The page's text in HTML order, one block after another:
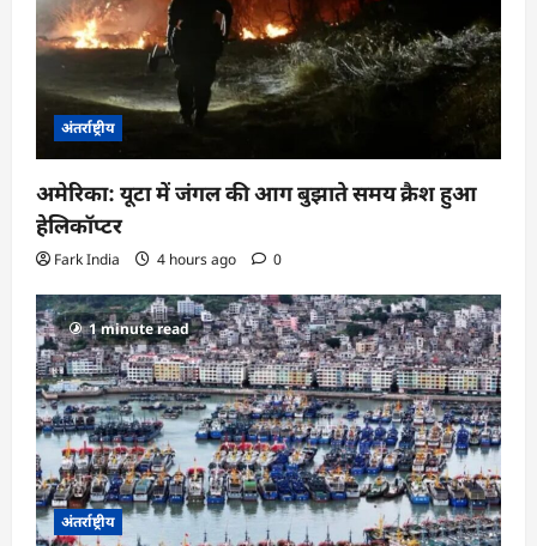
अंतर्राष्ट्रीय
अमेरिका: यूटा में जंगल की आग बुझाते समय क्रैश हुआ
हेलिकॉप्टर
Fark India 4 hours ago 0
1 minute read
अंतर्राष्ट्रीय